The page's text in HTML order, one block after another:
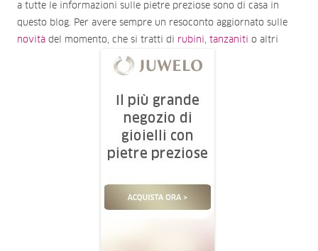
a tutte le informazioni sulle pietre preziose sono di casa in
questo blog. Per avere sempre un resoconto aggiornato sulle
novità del momento, che si tratti di rubini tanzaniti o altri